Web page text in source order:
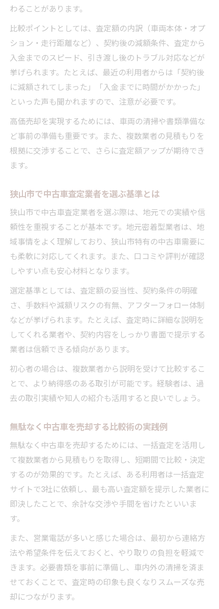
わることがあります。
比較ポイントとしては、査定額の内訳（車両本体・オプ
ション・走行距離など）、契約後の減額条件、査定から
入金までのスピード、引き渡し後のトラブル対応などが
挙げられます。たとえば、最近の利用者からは「契約後
に減額されてしまった」「入金までに時間がかかった」
といった声も聞かれますので、注意が必要です。
高価売却を実現するためには、車両の清掃や書類準備な
ど事前の準備も重要です。また、複数業者の見積もりを
根拠に交渉することで、さらに査定額アップが期待でき
ます。
狭山市で中古車査定業者を選ぶ基準とは
狭山市で中古車査定業者を選ぶ際は、地元での実績や信
頼性を重視することが基本です。地元密着型業者は、地
域事情をよく理解しており、狭山市特有の中古車需要に
も柔軟に対応してくれます。また、口コミや評判が確認
しやすい点も安心材料となります。
選定基準としては、査定額の妥当性、契約条件の明確
さ、手数料や減額リスクの有無、アフターフォロー体制
などが挙げられます。たとえば、査定時に詳細な説明を
してくれる業者や、契約内容をしっかり書面で提示する
業者は信頼できる傾向があります。
初心者の場合は、複数業者から説明を受けて比較するこ
とで、より納得感のある取引が可能です。経験者は、過
去の取引実績や知人の紹介も活用すると良いでしょう。
無駄なく中古車を売却する比較術の実践例
無駄なく中古車を売却するためには、一括査定を活用し
て複数業者から見積もりを取得し、短期間で比較・決定
するのが効果的です。たとえば、ある利用者は一括査定
サイトで3社に依頼し、最も高い査定額を提示した業者に
即決したことで、余計な交渉や手間を省けたといいま
す。
また、営業電話が多いと感じた場合は、最初から連絡方
法や希望条件を伝えておくと、やり取りの負担を軽減で
きます。必要書類を事前に準備し、車内外の清掃を済ま
せておくことで、査定時の印象も良くなりスムーズな売
却につながります。